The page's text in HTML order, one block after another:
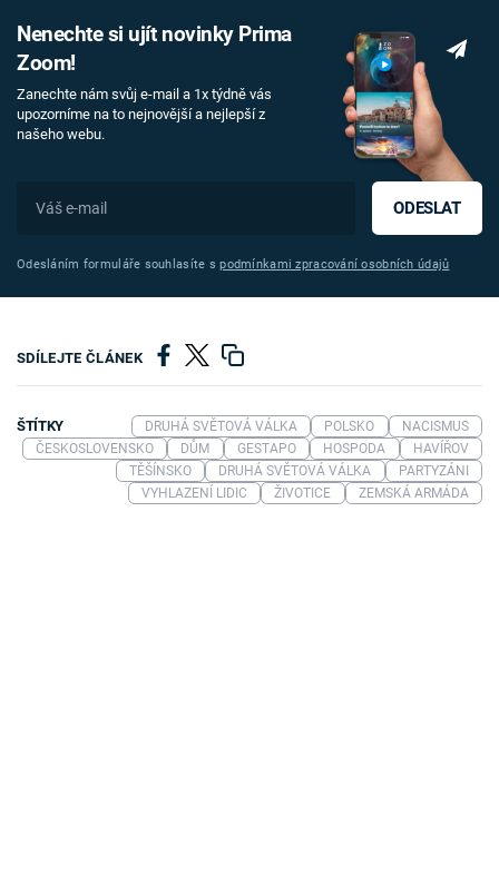
Nenechte si ujít novinky Prima
Zoom!
Zanechte nám svůj e-mail a 1x týdně vás
upozorníme na to nejnovější a nejlepší z
našeho webu.
ODESLAT
Odesláním formuláře souhlasíte spodmínkami zpracování osobních údajů
SDÍLEJTE ČLÁNEK
ŠTÍTKY DRUHÁ SVĚTOVÁ VÁLKA POLSKO
NACISMUS
ČESKOSLOVENSKO
DŮM GESTAPO HOSPODA
HAVÍŘOV
TĚŠÍNSKO
DRUHÁ SVĚTOVÁ VÁLKA
PARTYZÁNI
VYHLAZENÍ LIDIC
ŽIVOTICE ZEMSKÁ ARMÁDA